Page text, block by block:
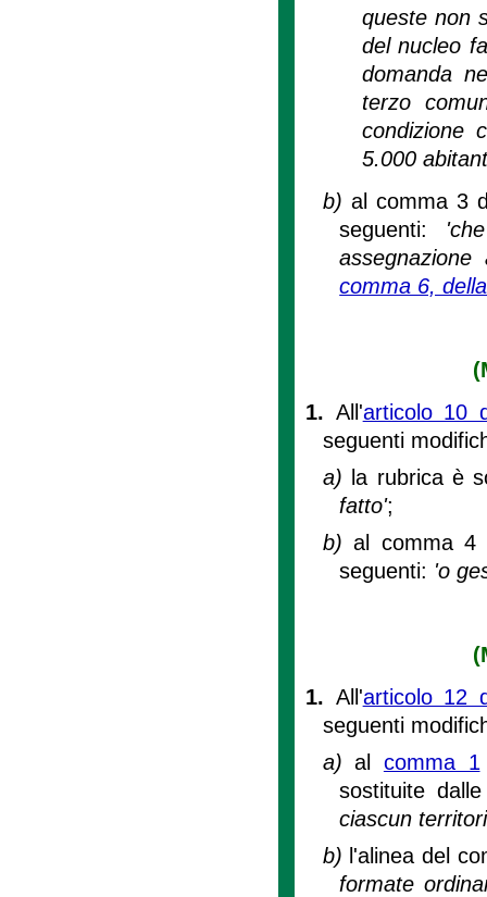
queste non
del nucleo
domanda
terzo
condizione
5.000
b) al comma 3
seguenti:
comma 6,
1. All'articolo 10
seguenti
a) la rubrica è
fatto';
b)al comma 4
seguenti: 'o
1. All'articolo 12
seguenti
a)al comma 1
sostituite
ciascun
b) l'alinea del
formate